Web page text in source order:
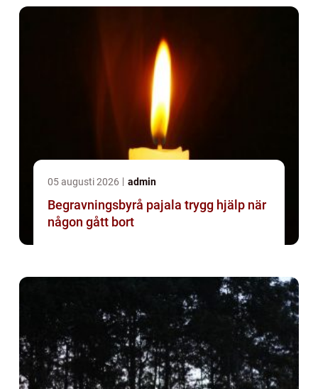
05 augusti 2026 admin
Begravningsbyrå pajala trygg hjälp när
någon gått bort